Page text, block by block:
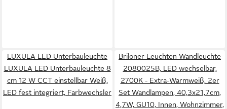
LUXULA LED Unterbauleuchte
LUXULA LED Unterbauleuchte 8
cm 12 W CCT einstellbar Weiß,
LED fest integriert, Farbwechsler
Briloner Leuchten Wandleuchte
2080025B, LED wechselbar,
2700K - Extra-Warmweiß, 2er
Set Wandlampen, 40,3x21,7cm,
4,7W, GU10, Innen, Wohnzimmer,